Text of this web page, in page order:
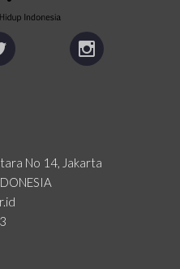
No 14, Jakarta